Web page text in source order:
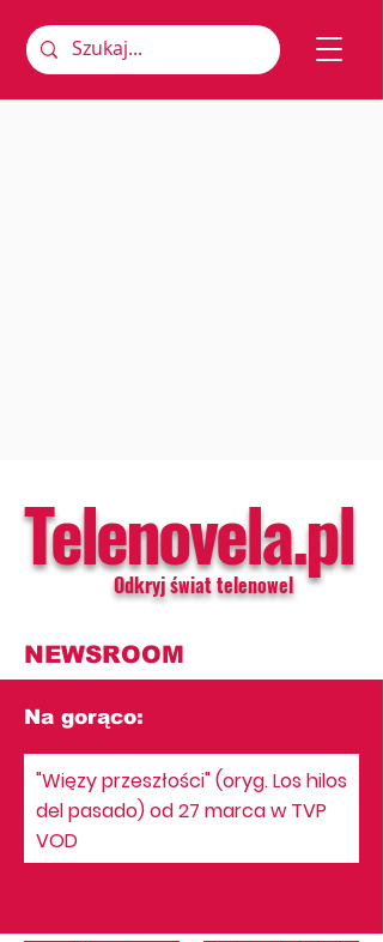
Telenovela.pl
Odkryj świat telenowel
NEWSROOM
Na gorąco:
"Więzy przeszłości" (oryg. Los hilos
del pasado) od 27 marca w TVP
VOD